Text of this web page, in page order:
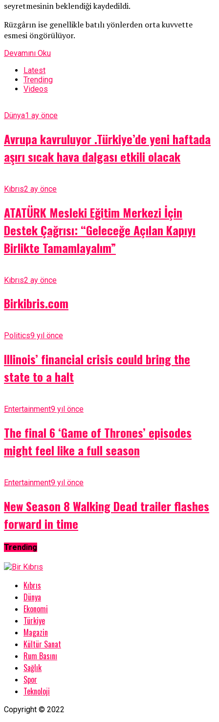
seyretmesinin beklendiği kaydedildi.
Rüzgârın ise genellikle batılı yönlerden orta kuvvette
esmesi öngörülüyor.
Devamını Oku
Latest
Trending
Videos
Dünya1 ay önce
Avrupa kavruluyor .Türkiye’de yeni haftada
aşırı sıcak hava dalgası etkili olacak
Kıbrıs2 ay önce
ATATÜRK Mesleki Eğitim Merkezi İçin
Destek Çağrısı: “Geleceğe Açılan Kapıyı
Birlikte Tamamlayalım”
Kıbrıs2 ay önce
Birkibris.com
Politics9 yıl önce
Illinois’ financial crisis could bring the
state to a halt
Entertainment9 yıl önce
The final 6 ‘Game of Thrones’ episodes
might feel like a full season
Entertainment9 yıl önce
New Season 8 Walking Dead trailer flashes
forward in time
Trending
Kıbrıs
Dünya
Ekonomi
Türkiye
Magazin
Kültür Sanat
Rum Basını
Sağlık
Spor
Teknoloji
Copyright © 2022